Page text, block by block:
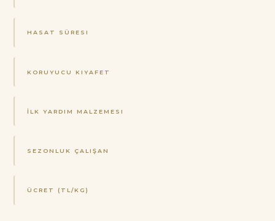
HASAT SÜRESI
KORUYUCU KIYAFET
İLK YARDIM MALZEMESI
SEZONLUK ÇALIŞAN
ÜCRET (TL/KG)